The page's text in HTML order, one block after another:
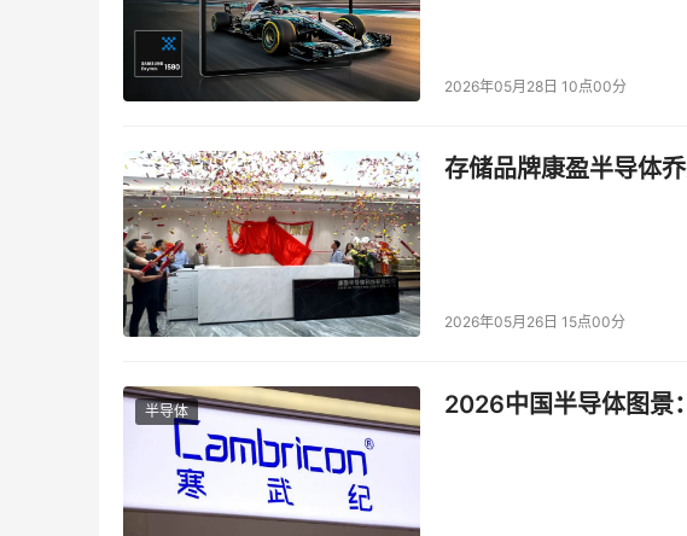
现任研究所所长野中郁次郎上任后，着手改革培训的方式和课程
EWKLP。EWKLP（East-West Knowledge Leaders Program）
注重国际化，内容融合东西方经典商业理论，也会编入美国和亚
为了促进中日间的人才交流，JAIMS每年都安排一定的名额给中
经营方面的学习，多年来培养了不少国际化的经营人才，为加强日
本文来源于DOIT传媒，文章内容仅供参考，不构成投资建议。
2026年05月28日 10点00分
存储品牌康盈半导体
2026年05月26日 15点00分
半导体 2026中国半导体图景